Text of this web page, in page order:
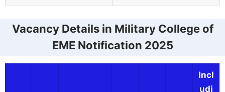
Vacancy Details in Military College of
EME Notification 2025
Incl
udi